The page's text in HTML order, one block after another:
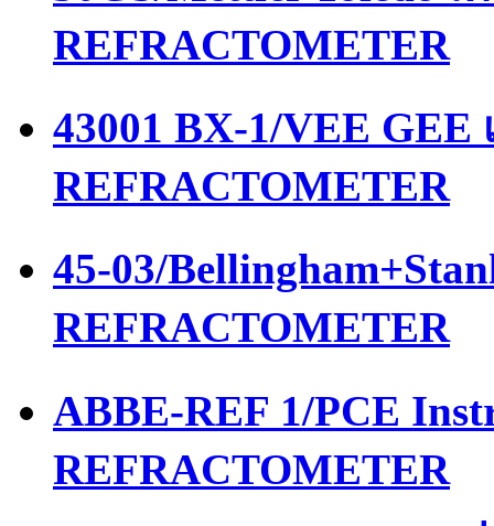
REFRACTOMETER
43001 BX-1/VEE
REFRACTOMETER
45-03/
REFRACTOMETER
ABBE-REF 1/PCE
REFRACTOMETER